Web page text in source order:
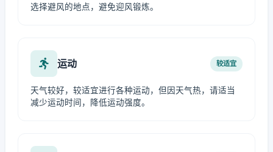
选择避风的地点，避免迎风锻炼。
运动 较适宜
天气较好，较适宜进行各种运动，但因天气热，请适当
减少运动时间，降低运动强度。